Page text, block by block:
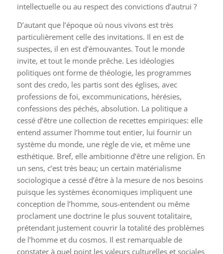
intellectuelle ou au respect des convictions d’autrui ?
D’autant que l’époque où nous vivons est très
particulièrement celle des invitations. Il en est de
suspectes, il en est d’émouvantes. Tout le monde
invite, et tout le monde prêche. Les idéologies
politiques ont forme de théologie, les programmes
sont des credo, les partis sont des églises, avec
professions de foi, excommunications, hérésies,
confessions des péchés, absolution. La politique a
cessé d’être une collection de recettes empiriques: elle
entend assumer l’homme tout entier, lui fournir un
système du monde, une règle de vie, et même une
esthétique. Bref, elle ambitionne d’être une religion. En
un sens, c’est très beau; un certain matérialisme
sociologique a cessé d’être à la mesure de nos besoins
puisque les systèmes économiques impliquent une
conception de l’homme, sous-entendent ou même
proclament une doctrine le plus souvent totalitaire,
prétendant justement couvrir la totalité des problèmes
de l’homme et du cosmos. Il est remarquable de
constater à quel point les valeurs culturelles et sociales